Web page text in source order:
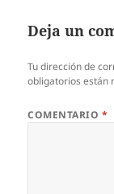
Deja un
Tu dirección de
obligatorios están
COMENTARIO *